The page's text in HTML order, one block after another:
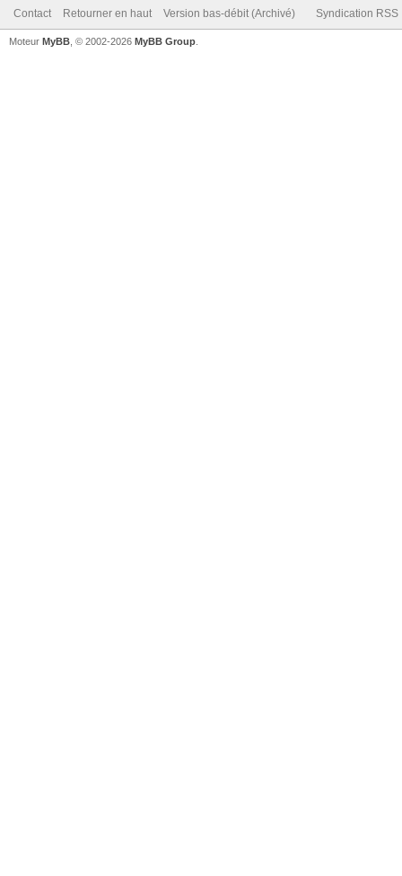
Contact Retourner en haut Version bas-débit (Archivé) Syndication RSS
Moteur MyBB , © 2002-2026 MyBB Group